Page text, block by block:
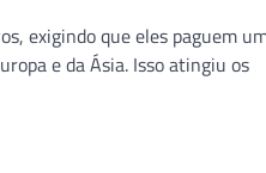
exigindo que eles paguem
e da Ásia. Isso atingiu os